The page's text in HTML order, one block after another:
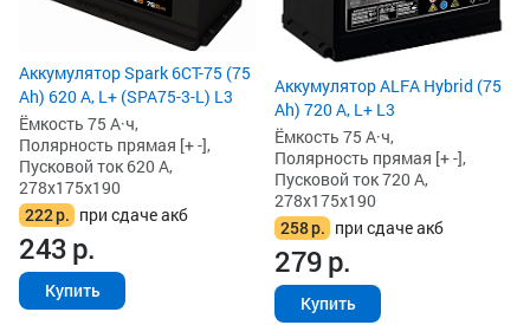
Аккумулятор Spark 6СТ-75 (75
Ah) 620 А, L+ (SPA75-3-L) L3
Ёмкость 75 А·ч,
Полярность прямая [+ -],
Пусковой ток 620 А,
278x175x190
222р. при сдаче акб
243р.
Купить
Аккумулятор ALFA Hybrid (75
Ah) 720 А, L+ L3
Ёмкость 75 А·ч,
Полярность прямая [+ -],
Пусковой ток 720 А,
278x175x190
258р. при сдаче акб
279р.
Купить